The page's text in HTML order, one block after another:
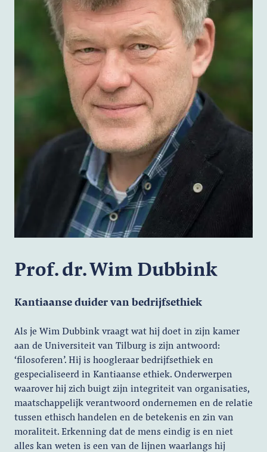
Prof. dr. Wim Dubbink
Kantiaanse duider van bedrijfsethiek
Als je Wim Dubbink vraagt wat hij doet in zijn kamer
aan de Universiteit van Tilburg is zijn antwoord:
‘filosoferen’. Hij is hoogleraar bedrijfsethiek en
gespecialiseerd in Kantiaanse ethiek. Onderwerpen
waarover hij zich buigt zijn integriteit van organisaties,
maatschappelijk verantwoord ondernemen en de relatie
tussen ethisch handelen en de betekenis en zin van
moraliteit. Erkenning dat de mens eindig is en niet
alles kan weten is een van de lijnen waarlangs hij